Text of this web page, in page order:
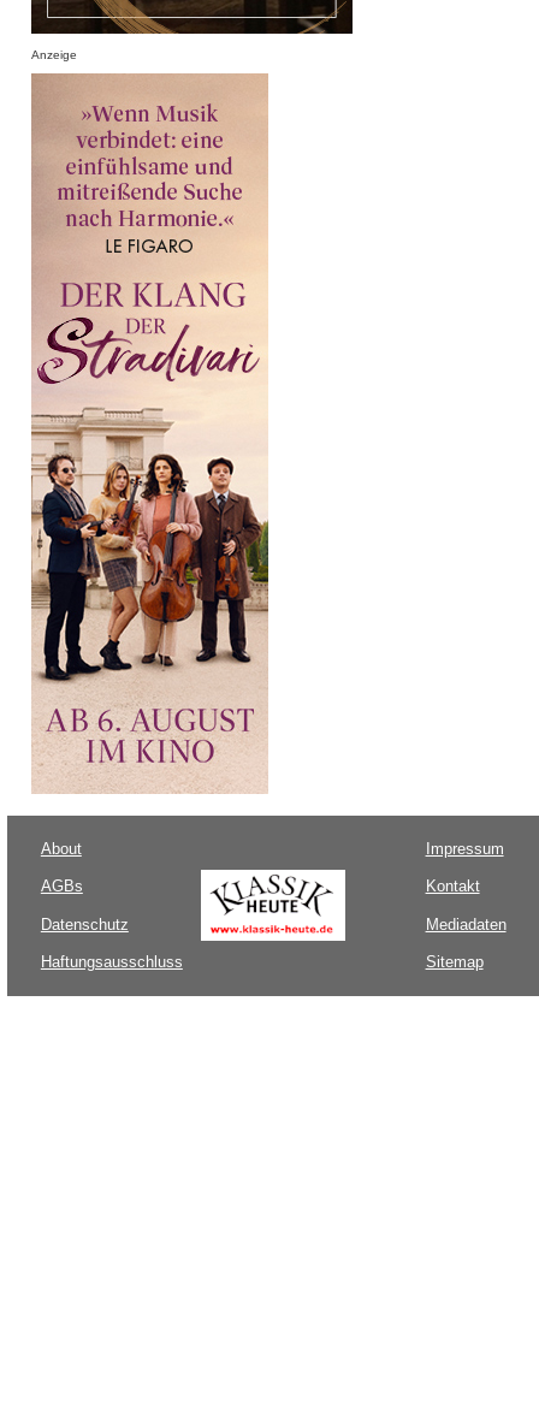
Anzeige
About
AGBs
Datenschutz
Haftungsausschluss
Impressum
Kontakt
Mediadaten
Sitemap